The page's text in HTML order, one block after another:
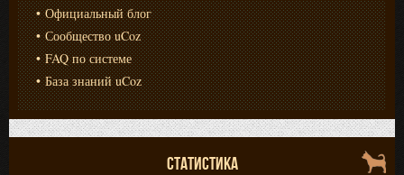
Официальный блог
Сообщество uCoz
FAQ по системе
База знаний uCoz
СТАТИСТИКА